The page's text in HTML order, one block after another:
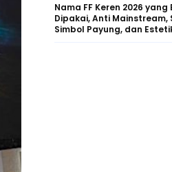
Nama FF Keren 2026 yang
Dipakai, Anti Mainstream,
Simbol Payung, dan